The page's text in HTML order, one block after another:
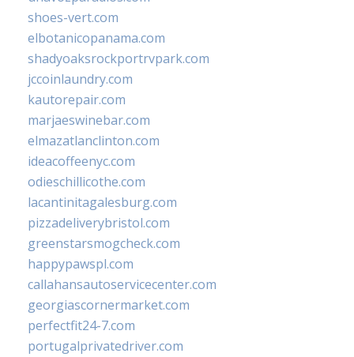
shoes-vert.com
elbotanicopanama.com
shadyoaksrockportrvpark.com
jccoinlaundry.com
kautorepair.com
marjaeswinebar.com
elmazatlanclinton.com
ideacoffeenyc.com
odieschillicothe.com
lacantinitagalesburg.com
pizzadeliverybristol.com
greenstarsmogcheck.com
happypawspl.com
callahansautoservicecenter.com
georgiascornermarket.com
perfectfit24-7.com
portugalprivatedriver.com